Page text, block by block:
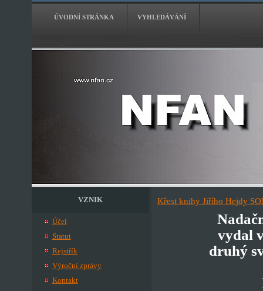
ÚVODNÍ STRÁNKA VYHLEDÁVÁNÍ
VZNIK
Účel
Statut
Rejstřík
Výroční zprávy
Kontakt
Křest knihy Jiřího Hejdy
vydal
druhý